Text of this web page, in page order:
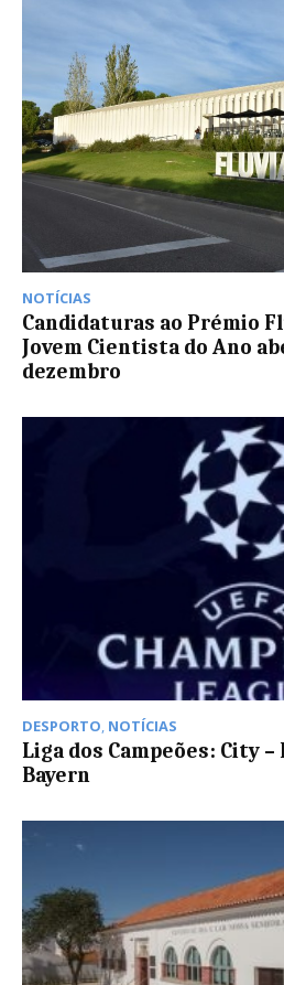
NOTÍCIAS
Candidaturas ao Prémio
Jovem Cientista do Ano
dezembro
DESPORTO, NOTÍCIAS
Liga dos Campeões: City –
Bayern